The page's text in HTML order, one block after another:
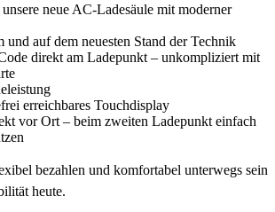
neue AC-Ladesäule mit moderner
und auf dem neuesten Stand der Technik
direkt am Ladepunkt – unkompliziert mit
erreichbares Touchdisplay
vor Ort – beim zweiten Ladepunkt einfach
bezahlen und komfortabel unterwegs sein
heute.